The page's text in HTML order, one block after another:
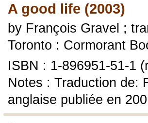
A good life (2003)
by François Gravel ;
Toronto : Cormorant
ISBN : 1-896951-51-1
Notes : Traduction de:
anglaise publiée en